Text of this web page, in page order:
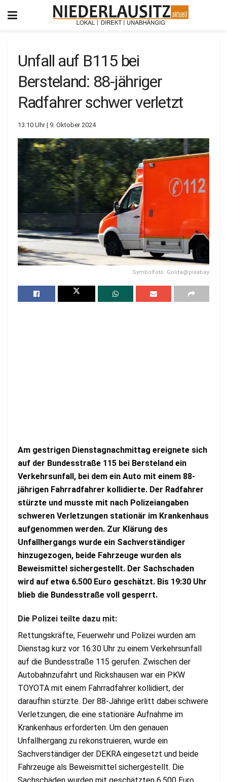
Unfall auf B115 bei
Bersteland: 88-jähriger
Radfahrer schwer verletzt
13:10 Uhr | 9. Oktober 2024
Symbolfoto: Golda@pixabay
Am gestrigen Dienstagnachmittag ereignete sich
auf der Bundesstraße 115 bei Bersteland ein
Verkehrsunfall, bei dem ein Auto mit einem 88-
jährigen Fahrradfahrer kollidierte. Der Radfahrer
stürzte und musste mit nach Polizeiangaben
schweren Verletzungen stationär im Krankenhaus
aufgenommen werden. Zur Klärung des
Unfallhergangs wurde ein Sachverständiger
hinzugezogen, beide Fahrzeuge wurden als
Beweismittel sichergestellt. Der Sachschaden
wird auf etwa 6.500 Euro geschätzt. Bis 19:30 Uhr
blieb die Bundesstraße voll gesperrt.
Die Polizei teilte dazu mit:
Rettungskräfte, Feuerwehr und Polizei wurden am
Dienstag kurz vor 16:30 Uhr zu einem Verkehrsunfall
auf die Bundesstraße 115 gerufen. Zwischen der
Autobahnzufahrt und Rickshausen war ein PKW
TOYOTA mit einem Fahrradfahrer kollidiert, der
daraufhin stürzte. Der 88-Jährige erlitt dabei schwere
Verletzungen, die eine stationäre Aufnahme im
Krankenhaus erforderten. Um den genauen
Unfallhergang zu rekonstruieren, wurde ein
Sachverständiger der DEKRA eingesetzt und beide
Fahrzeuge als Beweismittel sichergestellt. Die
Sachschäden wurden mit geschätzten 6.500 Euro